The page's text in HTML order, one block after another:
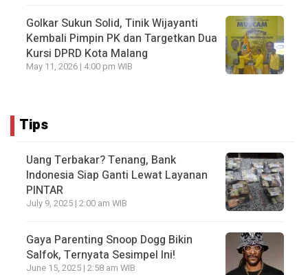
Golkar Sukun Solid, Tinik Wijayanti
Kembali Pimpin PK dan Targetkan Dua
Kursi DPRD Kota Malang
May 11, 2026 | 4:00 pm WIB
Tips
Uang Terbakar? Tenang, Bank
Indonesia Siap Ganti Lewat Layanan
PINTAR
July 9, 2025 | 2:00 am WIB
Gaya Parenting Snoop Dogg Bikin
Salfok, Ternyata Sesimpel Ini!
June 15, 2025 | 2:58 am WIB